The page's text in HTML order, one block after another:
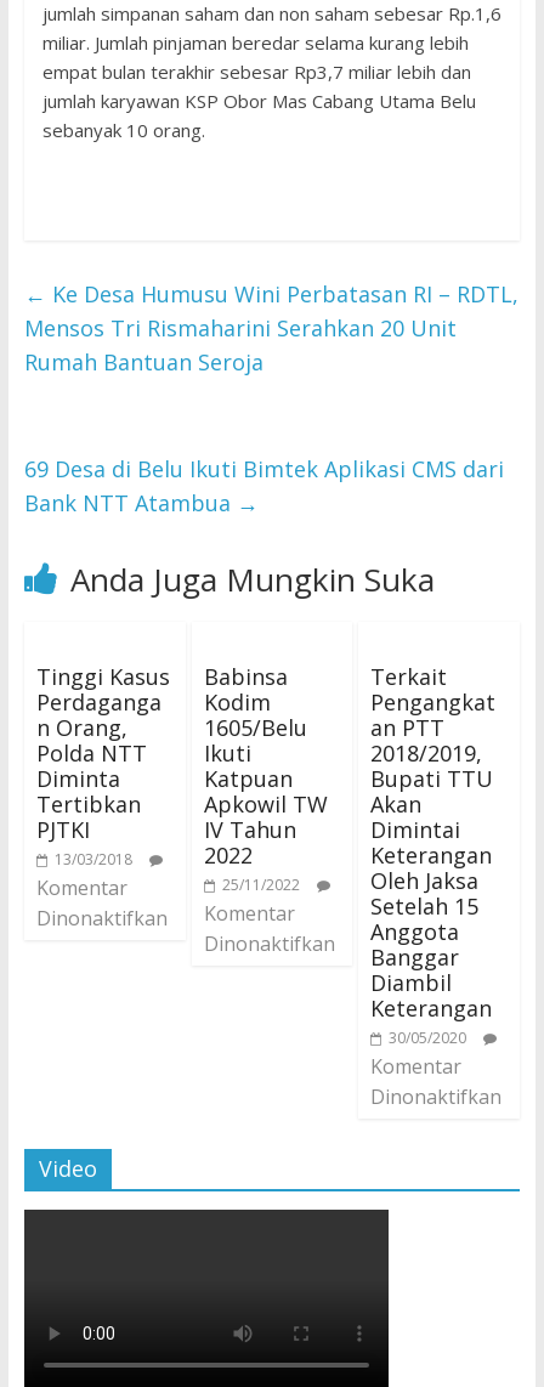
jumlah simpanan saham dan non saham sebesar Rp.1,6
miliar. Jumlah pinjaman beredar selama kurang lebih
empat bulan terakhir sebesar Rp3,7 miliar lebih dan
jumlah karyawan KSP Obor Mas Cabang Utama Belu
sebanyak 10 orang.
← Ke Desa Humusu Wini Perbatasan RI – RDTL,
Mensos Tri Rismaharini Serahkan 20 Unit
Rumah Bantuan Seroja
69 Desa di Belu Ikuti Bimtek Aplikasi CMS dari
Bank NTT Atambua →
Anda Juga Mungkin Suka
Tinggi Kasus
Perdaganga
n Orang,
Polda NTT
Diminta
Tertibkan
PJTKI
13/03/2018
Komentar
Dinonaktifkan
Babinsa
Kodim
1605/Belu
Ikuti
Katpuan
Apkowil TW
IV Tahun
2022
25/11/2022
Komentar
Dinonaktifkan
Terkait
Pengangkat
an PTT
2018/2019,
Bupati TTU
Akan
Dimintai
Keterangan
Oleh Jaksa
Setelah 15
Anggota
Banggar
Diambil
Keterangan
30/05/2020
Komentar
Dinonaktifkan
Video